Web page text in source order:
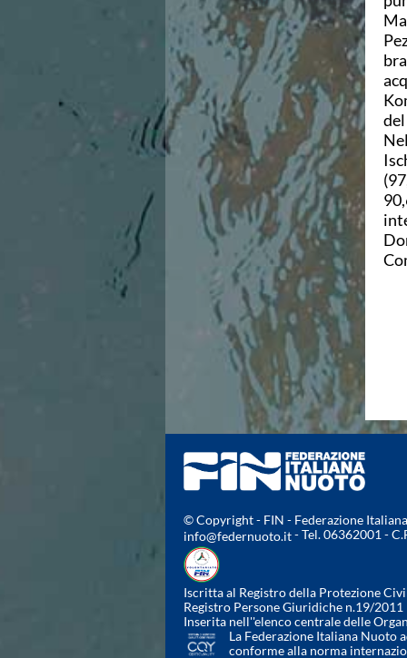
Primati
Azzurri
News
Flash News
Salvamento
Eventi
Norme e documenti
Risultati e Classifiche
Albi d'oro - Primati
News
Flash News
Master
Campionati Italiani
Circuito Supermaster
Calendario Nazionale Fondo
Norme e documenti
Risultati e Classifiche
Primati
Graduatorie
Analisi e Approfondimenti
Formazione
SIT
GUG
Composizione
Norme e documenti
Formazione
Sedi Regionali e Provinciali
Designazioni Arbitrali
Scuole Nuoto
© Copyright - FIN - Federazione
info@federnuoto.it- Tel. 06362001 -
Iscritta al Registro della Protezione
Registro Persone Giuridiche n.19/2011
Inserita nell''elenco centrale delle
La Federazione Italiana Nuoto
conforme alla norma